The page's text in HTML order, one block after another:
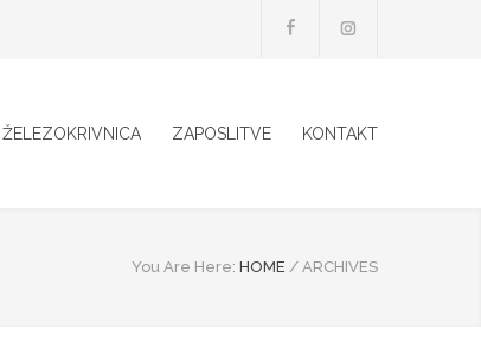
ŽELEZOKRIVNICA ZAPOSLITVE KONTAKT
You Are Here: HOME / ARCHIVES